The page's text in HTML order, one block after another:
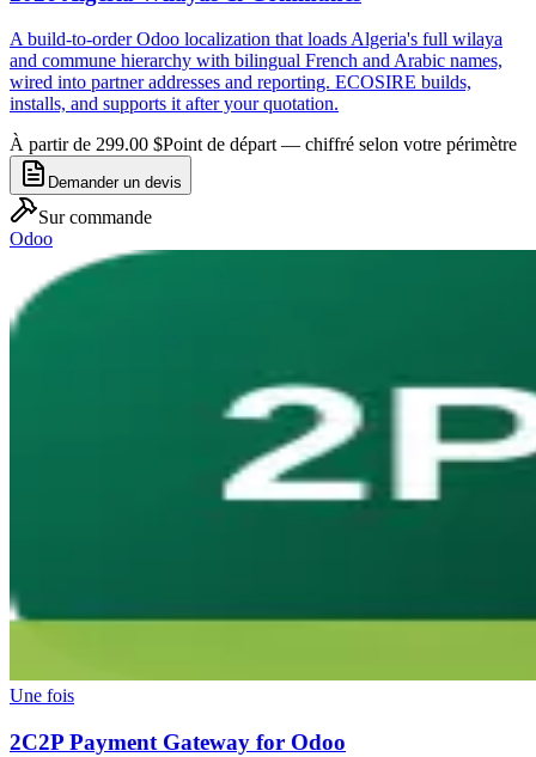
A build-to-order Odoo localization that loads Algeria's full wilaya
and commune hierarchy with bilingual French and Arabic names,
wired into partner addresses and reporting. ECOSIRE builds,
installs, and supports it after your quotation.
À partir de 299.00 $Point de départ — chiffré selon votre périmètre
Demander un devis
Sur commande
Odoo
Une fois
2C2P Payment Gateway for Odoo